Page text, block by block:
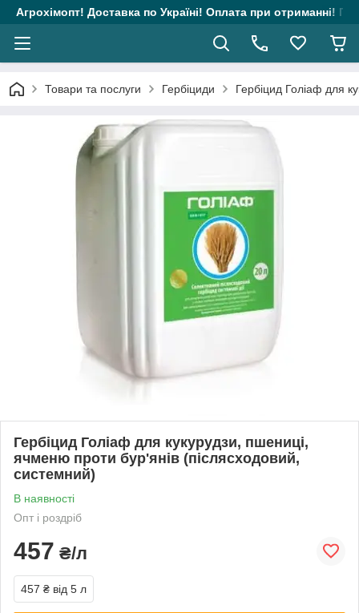
Агрохімопт! Доставка по Україні! Оплата при отриманні!
Товари та послуги Гербіциди Гербіцид Голіаф для
Гербіцид Голіаф для кукурудзи, пшениці,
ячменю проти бур'янів (післясходовий,
системний)
В наявності
Опт і роздріб
457 ₴/л
457 ₴ від 5 л